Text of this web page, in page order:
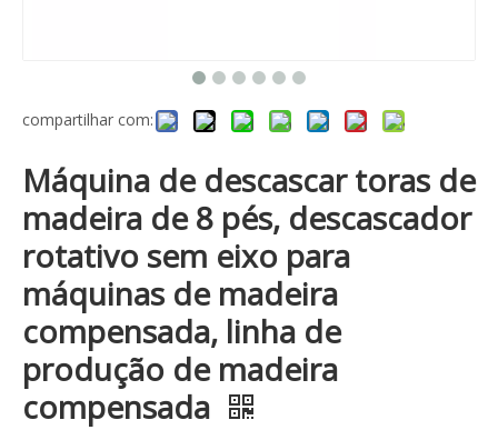
compartilhar com:
Máquina de descascar toras de
madeira de 8 pés, descascador
rotativo sem eixo para
máquinas de madeira
compensada, linha de
produção de madeira
compensada